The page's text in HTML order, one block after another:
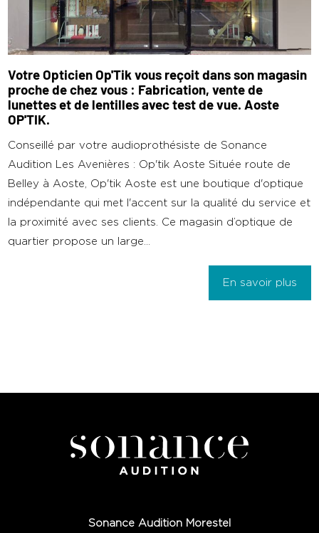
Votre Opticien Op'Tik vous reçoit dans son magasin
proche de chez vous : Fabrication, vente de
lunettes et de lentilles avec test de vue. Aoste
OP'TIK.
Conseillé par votre audioprothésiste de Sonance
Audition Les Avenières : Op'tik Aoste Située route de
Belley à Aoste, Op'tik Aoste est une boutique d'optique
indépendante qui met l'accent sur la qualité du service et
la proximité avec ses clients. Ce magasin d’optique de
quartier propose un large...
En savoir plus
Sonance Audition Morestel